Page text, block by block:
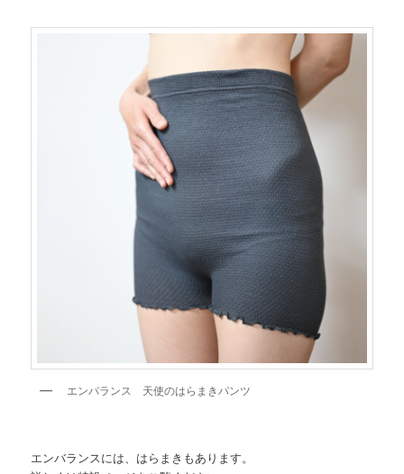
エンバランス 天使のはらまきパンツ
エンバランスには、はらまきもあります。